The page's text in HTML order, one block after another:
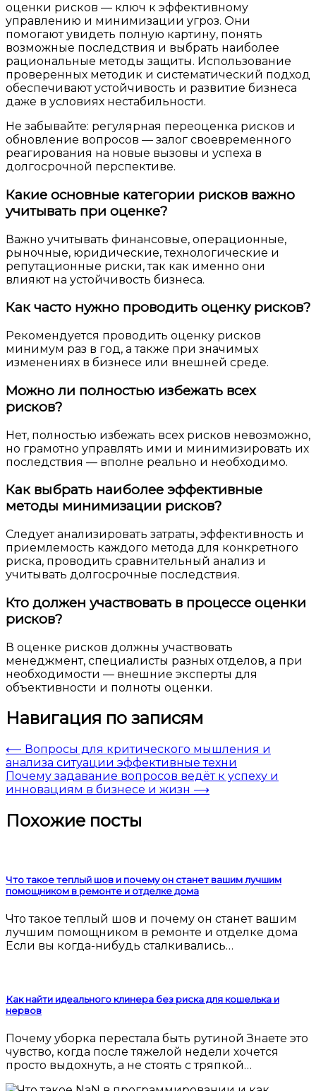
оценки рисков — ключ к эффективному
управлению и минимизации угроз. Они
помогают увидеть полную картину, понять
возможные последствия и выбрать наиболее
рациональные методы защиты. Использование
проверенных методик и систематический подход
обеспечивают устойчивость и развитие бизнеса
даже в условиях нестабильности.
Не забывайте: регулярная переоценка рисков и
обновление вопросов — залог своевременного
реагирования на новые вызовы и успеха в
долгосрочной перспективе.
Какие основные категории рисков важно
учитывать при оценке?
Важно учитывать финансовые, операционные,
рыночные, юридические, технологические и
репутационные риски, так как именно они
влияют на устойчивость бизнеса.
Как часто нужно проводить оценку рисков?
Рекомендуется проводить оценку рисков
минимум раз в год, а также при значимых
изменениях в бизнесе или внешней среде.
Можно ли полностью избежать всех
рисков?
Нет, полностью избежать всех рисков невозможно,
но грамотно управлять ими и минимизировать их
последствия — вполне реально и необходимо.
Как выбрать наиболее эффективные
методы минимизации рисков?
Следует анализировать затраты, эффективность и
приемлемость каждого метода для конкретного
риска, проводить сравнительный анализ и
учитывать долгосрочные последствия.
Кто должен участвовать в процессе оценки
рисков?
В оценке рисков должны участвовать
менеджмент, специалисты разных отделов, а при
необходимости — внешние эксперты для
объективности и полноты оценки.
Навигация по записям
⟵ Вопросы для критического мышления и
анализа ситуации эффективные техни
Почему задавание вопросов ведёт к успеху и
инновациям в бизнесе и жизн ⟶
Похожие посты
Что такое теплый шов и почему он станет вашим лучшим
помощником в ремонте и отделке дома
Что такое теплый шов и почему он станет вашим
лучшим помощником в ремонте и отделке дома
Если вы когда-нибудь сталкивались…
Как найти идеального клинера без риска для кошелька и
нервов
Почему уборка перестала быть рутиной Знаете это
чувство, когда после тяжелой недели хочется
просто выдохнуть, а не стоять с тряпкой…